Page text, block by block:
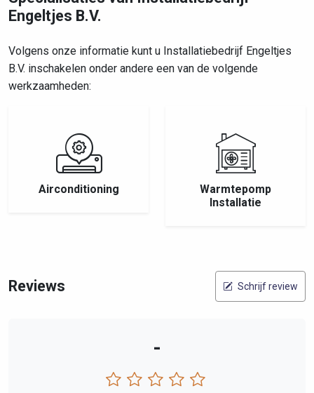
Engeltjes B.V.
Volgens onze informatie kunt u Installatiebedrijf Engeltjes
B.V. inschakelen onder andere een van de volgende
werkzaamheden:
Airconditioning
Warmtepomp
Installatie
Reviews Schrijf review
-